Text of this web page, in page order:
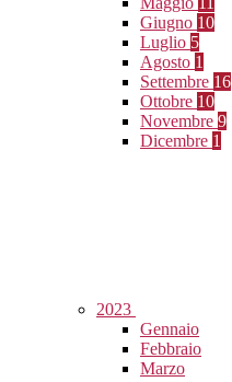
Giugno 10
Luglio 5
Agosto 1
Settembre 16
Ottobre 10
Novembre 9
Dicembre 1
2023
Gennaio
Febbraio
Marzo